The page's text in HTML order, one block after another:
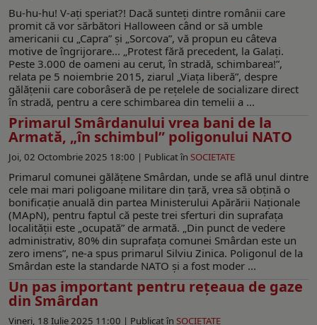
Bu-hu-hu! V-ați speriat?! Dacă sunteți dintre românii care
promit că vor sărbători Halloween când or să umble
americanii cu „Capra” și „Sorcova”, vă propun eu câteva
motive de îngrijorare... „Protest fără precedent, la Galaţi.
Peste 3.000 de oameni au cerut, în stradă, schimbarea!”,
relata pe 5 noiembrie 2015, ziarul „Viața liberă”, despre
gălățenii care coborâseră de pe rețelele de socializare direct
în stradă, pentru a cere schimbarea din temelii a ...
Primarul Smârdanului vrea bani de la
Armată, „în schimbul” poligonului NATO
Joi, 02 Octombrie 2025 18:00 | Publicat în SOCIETATE
Primarul comunei gălățene Smârdan, unde se află unul dintre
cele mai mari poligoane militare din țară, vrea să obțină o
bonificație anuală din partea Ministerului Apărării Naționale
(MApN), pentru faptul că peste trei sferturi din suprafața
localității este „ocupată” de armată. „Din punct de vedere
administrativ, 80% din suprafața comunei Smârdan este un
zero imens”, ne-a spus primarul Silviu Zinica. Poligonul de la
Smârdan este la standarde NATO și a fost moder ...
Un pas important pentru rețeaua de gaze
din Smârdan
Vineri, 18 Iulie 2025 11:00 | Publicat în SOCIETATE